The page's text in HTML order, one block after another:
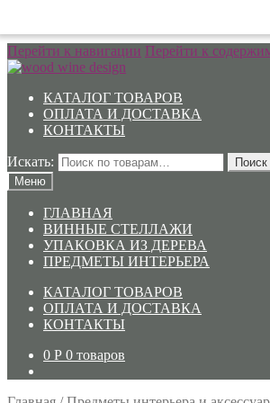
Перейти к навигации Перейти к
КАТАЛОГ ТОВАРОВ
ОПЛАТА И ДОСТАВКА
КОНТАКТЫ
Искать:
Поиск
Меню
ГЛАВНАЯ
ВИННЫЕ СТЕЛЛАЖИ
УПАКОВКА ИЗ ДЕРЕВА
ПРЕДМЕТЫ ИНТЕРЬЕРА
КАТАЛОГ ТОВАРОВ
ОПЛАТА И ДОСТАВКА
КОНТАКТЫ
0 Р 0 товаров